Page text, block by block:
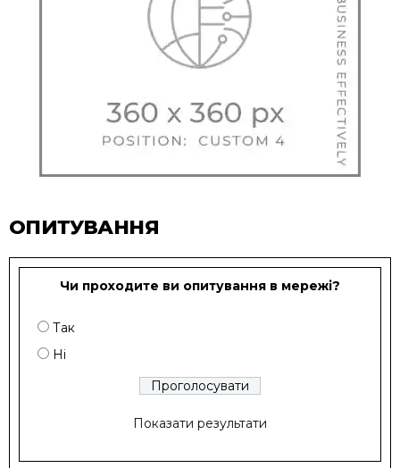
ОПИТУВАННЯ
Чи проходите ви опитування в мережі?
Так
Ні
Показати результати